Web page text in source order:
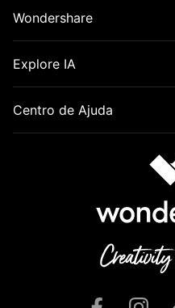
Wondershare
Explore IA
Centro de Ajuda